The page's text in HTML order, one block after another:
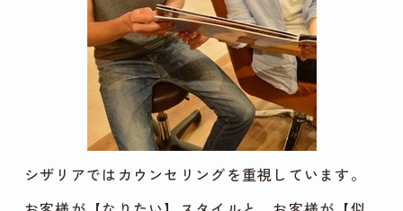
シザリアではカウンセリングを重視しています。